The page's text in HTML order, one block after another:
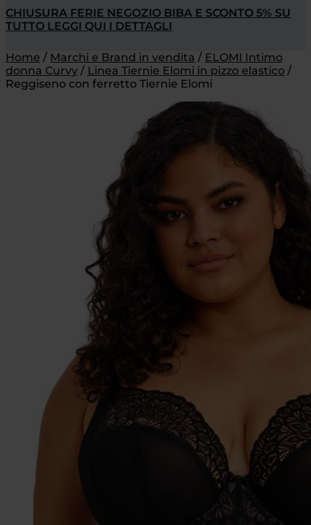
CHIUSURA FERIE NEGOZIO BIBA E SCONTO 5% SU
TUTTO LEGGI QUI I DETTAGLI
Home / Marchi e Brand in vendita / ELOMI Intimo
donna Curvy / Linea Tiernie Elomi in pizzo elastico /
Reggiseno con ferretto Tiernie Elomi